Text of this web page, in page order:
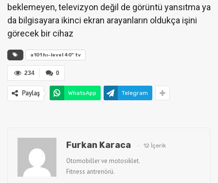
beklemeyen, televizyon değil de görüntü yansıtma ya
da bilgisayara ikinci ekran arayanların oldukça işini
görecek bir cihaz
a101 hı-level 40" tv
0
234
Paylaş WhatsApp Telegram
Furkan Karaca 12 İçerik
Otomobiller ve motosiklet.
Fitness antrenörü.